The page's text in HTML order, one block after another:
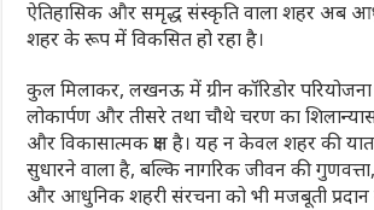
ऐतिहासिक और समृद्ध संस्कृति वाला शहर अब
शहर के रूप में विकसित हो रहा है।
कुल मिलाकर, लखनऊ में ग्रीन कॉरिडोर
लोकार्पण और तीसरे तथा चौथे चरण का
और विकासात्मक क्षण है। यह न केवल शहर की
सुधारने वाला है, बल्कि नागरिक जीवन की
और आधुनिक शहरी संरचना को भी मजबूती प्रदान